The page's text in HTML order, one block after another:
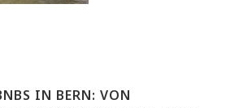
IN BERN: VON